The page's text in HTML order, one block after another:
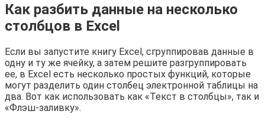
Как разбить данные на несколько
столбцов в Excel
Если вы запустите книгу Excel, сгруппировав данные в
одну и ту же ячейку, а затем решите разгруппировать
ее, в Excel есть несколько простых функций, которые
могут разделить один столбец электронной таблицы на
два. Вот как использовать как «Текст в столбцы», так и
«Флэш-заливку».